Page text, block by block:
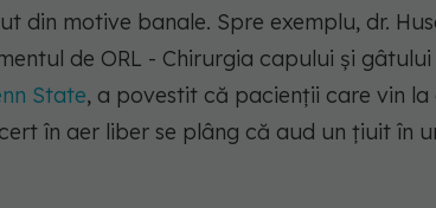
din motive banale. Spre exemplu, dr.
de ORL - Chirurgia capului și
State, a povestit că pacienții care vin
în aer liber se plâng că aud un țiuit în